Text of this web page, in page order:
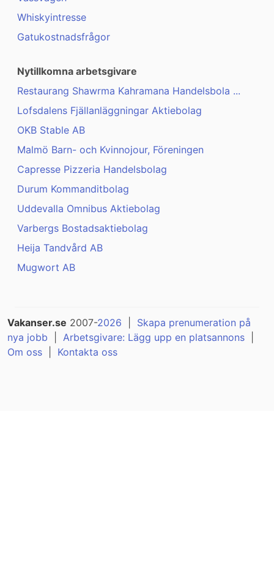
Whiskyintresse
Gatukostnadsfrågor
Nytillkomna arbetsgivare
Restaurang Shawrma Kahramana Handelsbola ...
Lofsdalens Fjällanläggningar Aktiebolag
OKB Stable AB
Malmö Barn- och Kvinnojour, Föreningen
Capresse Pizzeria Handelsbolag
Durum Kommanditbolag
Uddevalla Omnibus Aktiebolag
Varbergs Bostadsaktiebolag
Heija Tandvård AB
Mugwort AB
Vakanser.se 2007-2026
Skapa prenumeration på
nya jobb
Arbetsgivare: Lägg upp en platsannons
Om oss
Kontakta oss